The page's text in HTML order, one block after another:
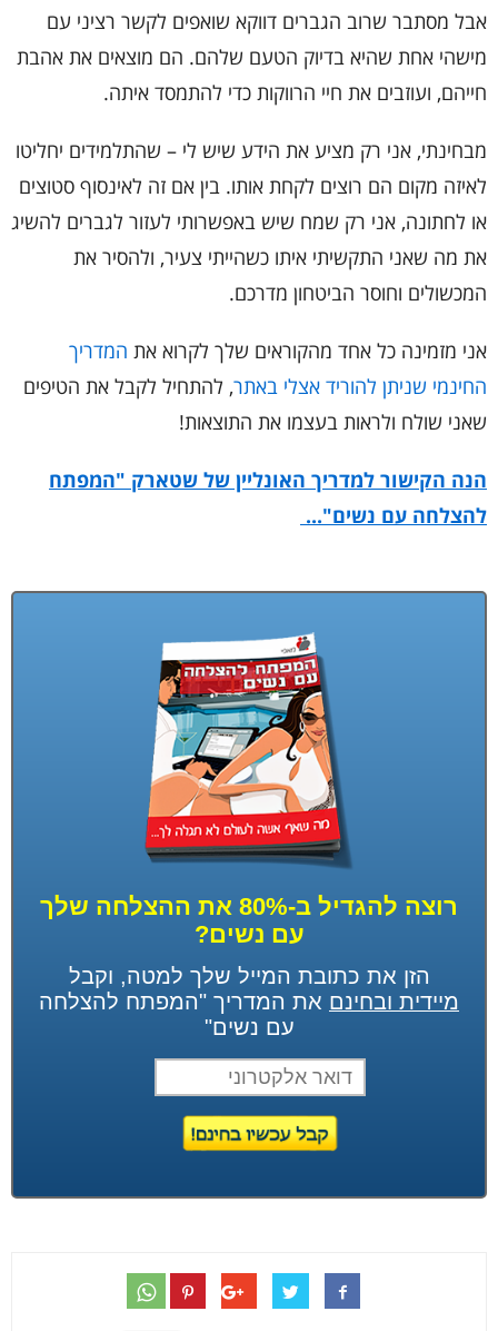
אבל מסתבר שרוב הגברים דווקא שואפים לקשר רציני עם
מישהי אחת שהיא בדיוק הטעם שלהם. הם מוצאים את אהבת
חייהם, ועוזבים את חיי הרווקות כדי להתמסד איתה.
מבחינתי, אני רק מציע את הידע שיש לי – שהתלמידים יחליטו
לאיזה מקום הם רוצים לקחת אותו. בין אם זה לאינסוף סטוצים
או לחתונה, אני רק שמח שיש באפשרותי לעזור לגברים להשיג
את מה שאני התקשיתי איתו כשהייתי צעיר, ולהסיר את
המכשולים וחוסר הביטחון מדרכם.
אני מזמינה כל אחד מהקוראים שלך לקרוא את המדריך
החינמי שניתן להוריד אצלי באתר, להתחיל לקבל את הטיפים
שאני שולח ולראות בעצמו את התוצאות!
הנה הקישור למדריך האונליין של שטארק "המפתח
להצלחה עם נשים"...
רוצה להגדיל ב-80% את ההצלחה שלך
עם נשים?
הזן את כתובת המייל שלך למטה, וקבל
מיידית ובחינם את המדריך "המפתח להצלחה
עם נשים"